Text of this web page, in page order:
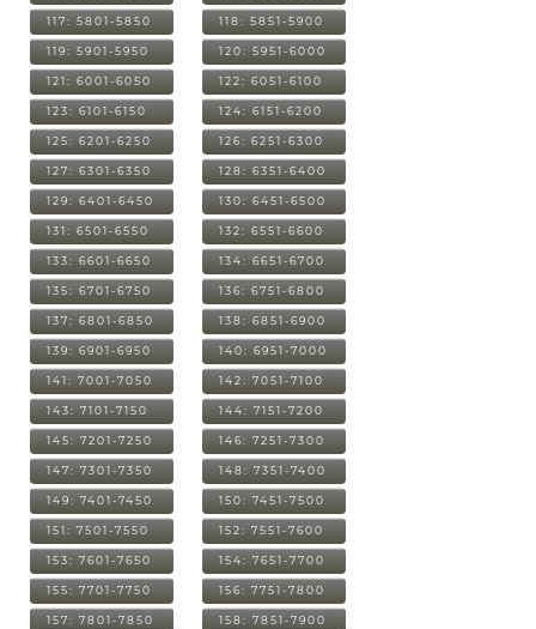
117: 5801-5850 118: 5851-5900
119: 5901-5950 120: 5951-6000
121: 6001-6050 122: 6051-6100
123: 6101-6150 124: 6151-6200
125: 6201-6250 126: 6251-6300
127: 6301-6350 128: 6351-6400
129: 6401-6450 130: 6451-6500
131: 6501-6550 132: 6551-6600
133: 6601-6650 134: 6651-6700
135: 6701-6750 136: 6751-6800
137: 6801-6850 138: 6851-6900
139: 6901-6950 140: 6951-7000
141: 7001-7050 142: 7051-7100
143: 7101-7150 144: 7151-7200
145: 7201-7250 146: 7251-7300
147: 7301-7350 148: 7351-7400
149: 7401-7450 150: 7451-7500
151: 7501-7550 152: 7551-7600
153: 7601-7650 154: 7651-7700
155: 7701-7750 156: 7751-7800
157: 7801-7850 158: 7851-7900